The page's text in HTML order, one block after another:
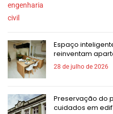
Espaço
reinventam
28 de julho de 2026
Preservação do
cuidados em